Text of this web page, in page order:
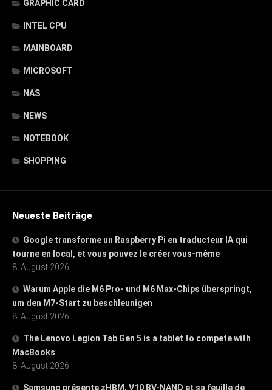
GRAPHIC CARD
INTEL CPU
MAINBOARD
MICROSOFT
NAS
NEWS
NOTEBOOK
SHOPPING
Neueste Beiträge
Google transforme un Raspberry Pi en traducteur IA qui
tourne en local, et vous pouvez le créer vous-même
8. August 2026
Warum Apple die M6 Pro- und M6 Max-Chips überspringt,
um den M7-Start zu beschleunigen
8. August 2026
The Lenovo Legion Tab Gen 5 is a tablet to compete with
MacBooks
8. August 2026
Samsung présente zHBM, V10 BV-NAND et sa feuille de